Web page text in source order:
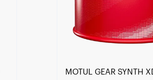
MOTUL GEAR SYNTH